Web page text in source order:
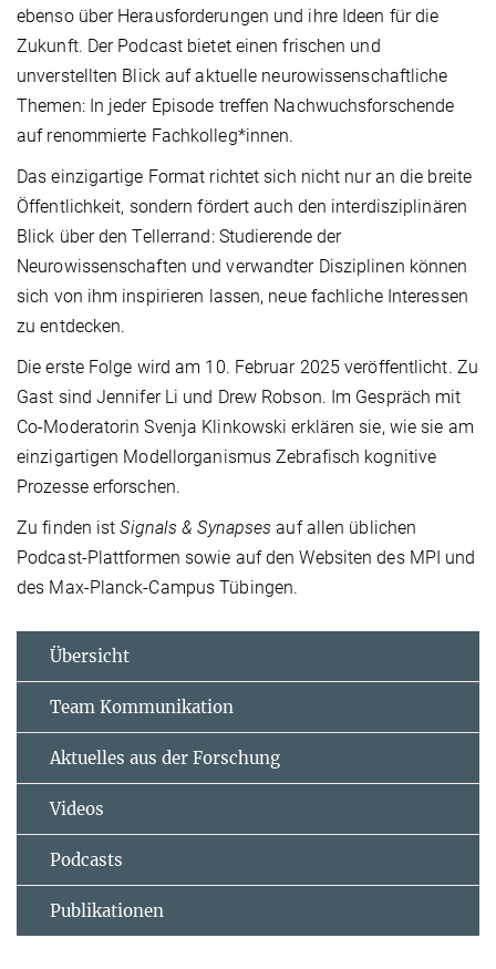
ebenso über Herausforderungen und ihre Ideen für die
Zukunft. Der Podcast bietet einen frischen und
unverstellten Blick auf aktuelle neurowissenschaftliche
Themen: In jeder Episode treffen Nachwuchsforschende
auf renommierte Fachkolleg*innen.
Das einzigartige Format richtet sich nicht nur an die breite
Öffentlichkeit, sondern fördert auch den interdisziplinären
Blick über den Tellerrand: Studierende der
Neurowissenschaften und verwandter Disziplinen können
sich von ihm inspirieren lassen, neue fachliche Interessen
zu entdecken.
Die erste Folge wird am 10. Februar 2025 veröffentlicht. Zu
Gast sind Jennifer Li und Drew Robson. Im Gespräch mit
Co-Moderatorin Svenja Klinkowski erklären sie, wie sie am
einzigartigen Modellorganismus Zebrafisch kognitive
Prozesse erforschen.
Zu finden istSignals & Synapses auf allen üblichen
Podcast-Plattformen sowie auf den Websiten des MPI und
des Max-Planck-Campus Tübingen.
Übersicht
Team Kommunikation
Aktuelles aus der Forschung
Videos
Podcasts
Publikationen